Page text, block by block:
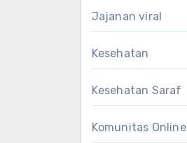
Jajanan viral
Kesehatan
Kesehatan Saraf
Komunitas Online